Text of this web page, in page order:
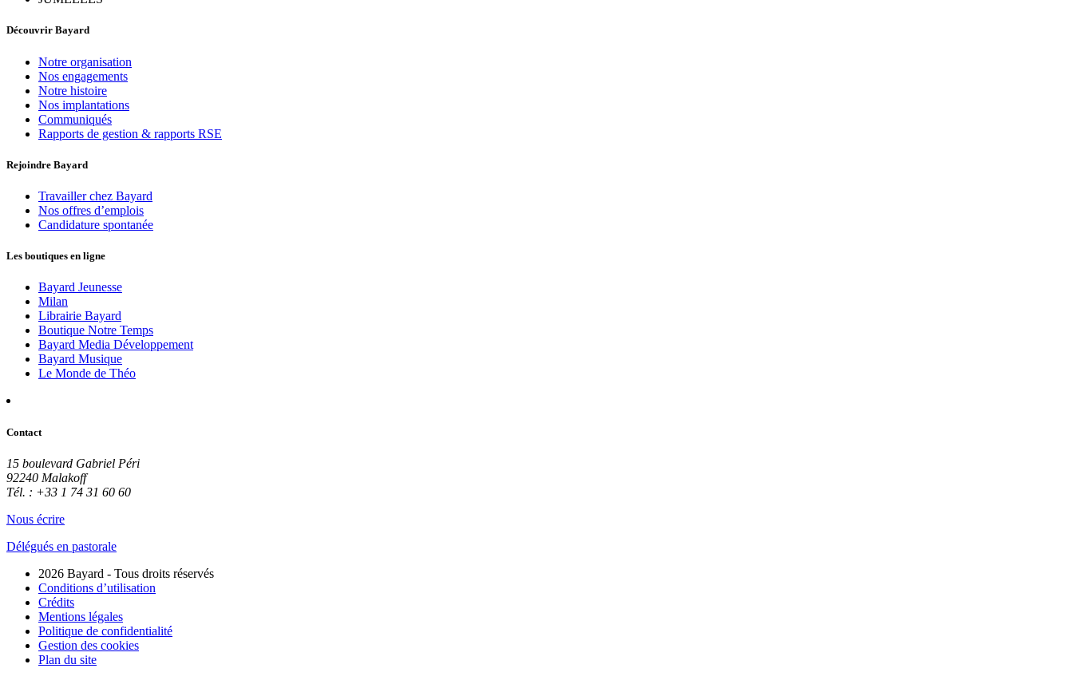
Découvrir Bayard
Notre organisation
Nos engagements
Notre histoire
Nos implantations
Communiqués
Rapports de gestion & rapports RSE
Rejoindre Bayard
Travailler chez Bayard
Nos offres d’emplois
Candidature spontanée
Les boutiques en ligne
Bayard Jeunesse
Milan
Librairie Bayard
Boutique Notre Temps
Bayard Media Développement
Bayard Musique
Le Monde de Théo
Contact
15 boulevard Gabriel Péri
92240 Malakoff
Tél. : +33 1 74 31 60 60
Nous écrire
Délégués en pastorale
2026 Bayard - Tous droits réservés
Conditions d’utilisation
Crédits
Mentions légales
Politique de confidentialité
Gestion des cookies
Plan du site